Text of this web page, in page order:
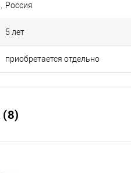
Россия
5 лет
приобретается отдельно